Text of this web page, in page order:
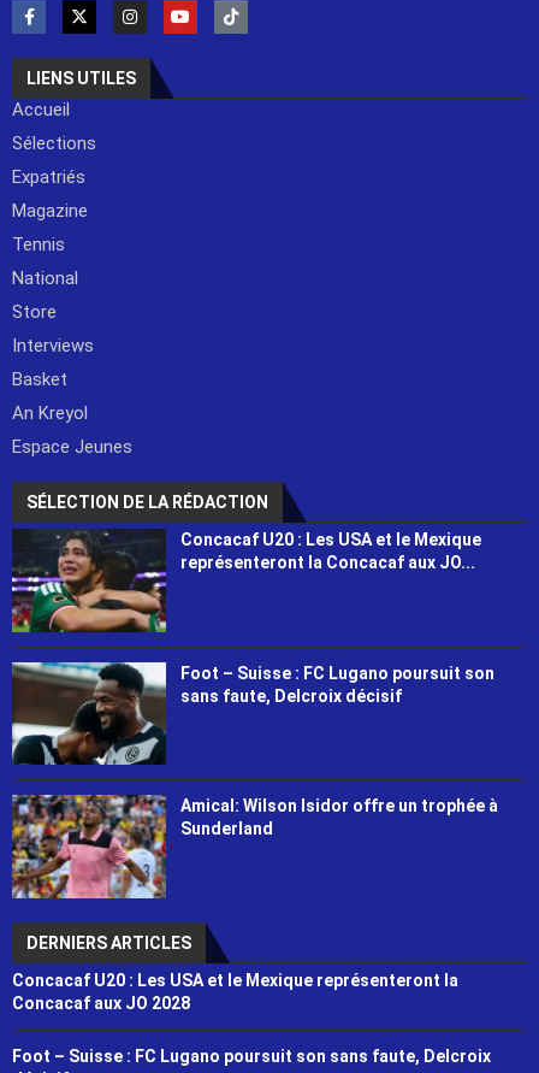
LIENS UTILES
Accueil
Sélections
Expatriés
Magazine
Tennis
National
Store
Interviews
Basket
An Kreyol
Espace Jeunes
SÉLECTION DE LA RÉDACTION
Concacaf U20 : Les USA et le Mexique
représenteront la Concacaf aux JO...
Foot – Suisse : FC Lugano poursuit son
sans faute, Delcroix décisif
Amical: Wilson Isidor offre un trophée à
Sunderland
DERNIERS ARTICLES
Concacaf U20 : Les USA et le Mexique représenteront la
Concacaf aux JO 2028
Foot – Suisse : FC Lugano poursuit son sans faute, Delcroix